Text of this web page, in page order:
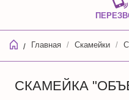
/ Главная / Скамейки /
СКАМЕЙКА